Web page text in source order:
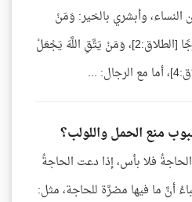
وأبشري بالخير: وَمَنْ
يَتَّقِ اللَّهَ يَجْعَلْ لَهُ مَخْرَجًا [الطلاق:2]، وَمَنْ يَتَّقِ اللَّهَ يَجْعَلْ
...
منع الحمل واللولب؟
فلا بأس، إذا دعت الحاجةُ
أنَّ ما فيها مضرَّة للحاجة، مثل: